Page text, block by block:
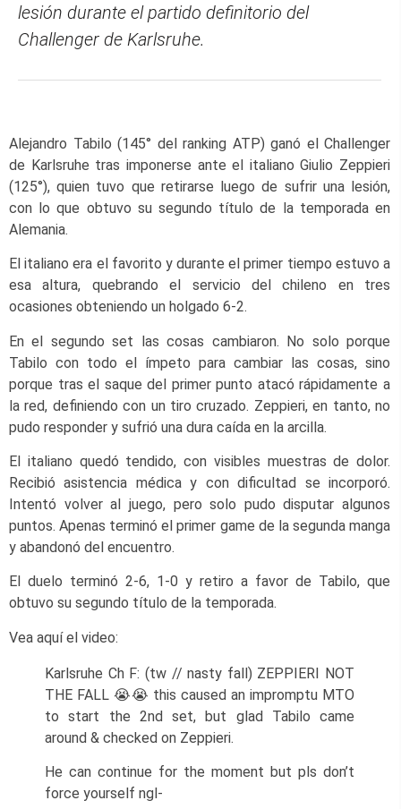
lesión durante el partido definitorio del
Challenger de Karlsruhe.
Alejandro Tabilo (145° del ranking ATP) ganó el Challenger
de Karlsruhe tras imponerse ante el italiano Giulio Zeppieri
(125°), quien tuvo que retirarse luego de sufrir una lesión,
con lo que obtuvo su segundo título de la temporada en
Alemania.
El italiano era el favorito y durante el primer tiempo estuvo a
esa altura, quebrando el servicio del chileno en tres
ocasiones obteniendo un holgado 6-2.
En el segundo set las cosas cambiaron. No solo porque
Tabilo con todo el ímpeto para cambiar las cosas, sino
porque tras el saque del primer punto atacó rápidamente a
la red, definiendo con un tiro cruzado. Zeppieri, en tanto, no
pudo responder y sufrió una dura caída en la arcilla.
El italiano quedó tendido, con visibles muestras de dolor.
Recibió asistencia médica y con dificultad se incorporó.
Intentó volver al juego, pero solo pudo disputar algunos
puntos. Apenas terminó el primer game de la segunda manga
y abandonó del encuentro.
El duelo terminó 2-6, 1-0 y retiro a favor de Tabilo, que
obtuvo su segundo título de la temporada.
Vea aquí el video:
Karlsruhe Ch F: (tw // nasty fall) ZEPPIERI NOT
THE FALL 😭😭 this caused an impromptu MTO
to start the 2nd set, but glad Tabilo came
around & checked on Zeppieri.
He can continue for the moment but pls don’t
force yourself ngl-